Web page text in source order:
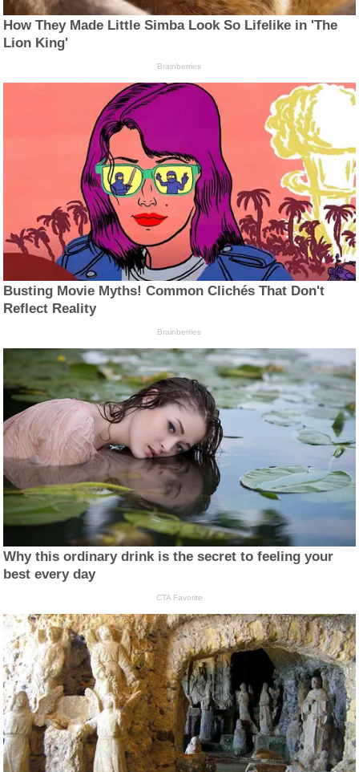
How They Made Little Simba Look So Lifelike in 'The
Lion King'
Brainberries
Busting Movie Myths! Common Clichés That Don't
Reflect Reality
Brainberries
Why this ordinary drink is the secret to feeling your
best every day
CTA Favorite